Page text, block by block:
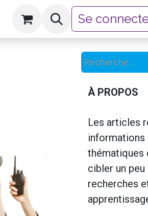
Blog Shop Se
À PROPOS
Les articles
informations
thématiques
cibler un
recherches